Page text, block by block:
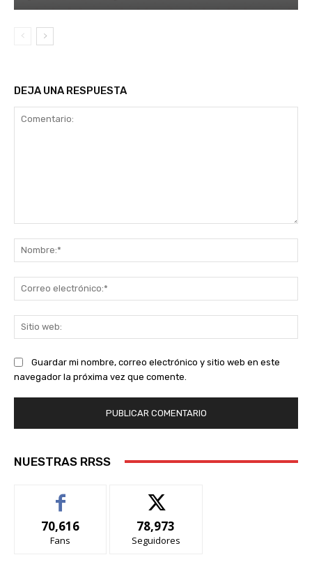
DEJA UNA RESPUESTA
Guardar mi nombre, correo electrónico y sitio web en este
navegador la próxima vez que comente.
NUESTRAS RRSS
70,616
Fans
78,973
Seguidores